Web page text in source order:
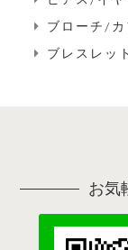
ブローチ/カ
ブレスレット
お気